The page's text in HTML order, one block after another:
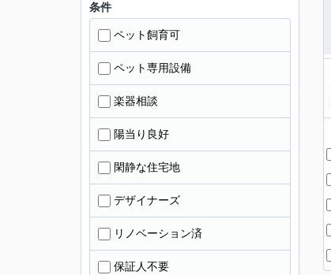
条件
ペット飼育可
ペット専用設備
楽器相談
陽当り良好
閑静な住宅地
デザイナーズ
リノベーション済
保証人不要